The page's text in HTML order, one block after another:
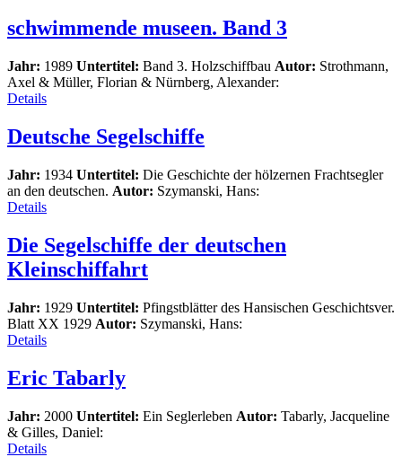
schwimmende museen. Band 3
Jahr: 1989 Untertitel: Band 3. Holzschiffbau Autor: Strothmann,
Axel & Müller, Florian & Nürnberg, Alexander:
Details
Deutsche Segelschiffe
Jahr: 1934 Untertitel: Die Geschichte der hölzernen Frachtsegler
an den deutschen. Autor: Szymanski, Hans:
Details
Die Segelschiffe der deutschen
Kleinschiffahrt
Jahr: 1929 Untertitel: Pfingstblätter des Hansischen Geschichtsver.
Blatt XX 1929 Autor: Szymanski, Hans:
Details
Eric Tabarly
Jahr: 2000 Untertitel: Ein Seglerleben Autor: Tabarly, Jacqueline
& Gilles, Daniel:
Details